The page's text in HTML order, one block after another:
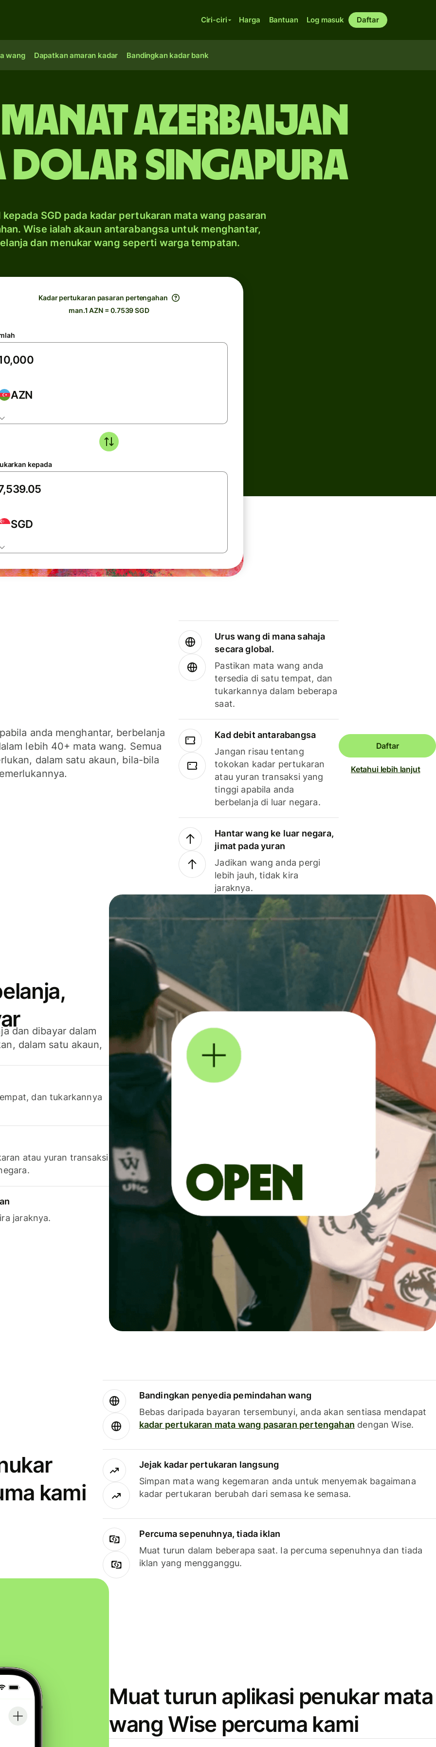
Ciri-ciri Harga Bantuan Log masuk Daftar
wang Dapatkan amaran kadar Bandingkan kadar bank
Azerbaijan
dolar Singapura
kepada SGD pada kadar pertukaran mata wang pasaran
Wise ialah akaun antarabangsa untuk menghantar,
dan menukar wang seperti warga tempatan.
Kadar pertukaran pasaran pertengahan
man.1 AZN = 0.7539 SGD
AZN
kepada
SGD
anda menghantar, berbelanja
lebih 40+ mata wang. Semua
dalam satu akaun, bila-bila
Urus wang di mana sahaja
secara global.
Pastikan mata wang anda
tersedia di satu tempat, dan
tukarkannya dalam beberapa
saat.
Kad debit antarabangsa
Jangan risau tentang
tokokan kadar pertukaran
atau yuran transaksi yang
tinggi apabila anda
berbelanja di luar negara.
Hantar wang ke luar negara,
jimat pada yuran
Jadikan wang anda pergi
lebih jauh, tidak kira
jaraknya.
Daftar
Ketahui lebih lanjut
dan dibayar dalam
dalam satu akaun,
dan tukarkannya
atau yuran transaksi
jaraknya.
kami
Bandingkan penyedia pemindahan wang
Bebas daripada bayaran tersembunyi, anda akan sentiasa mendapat
kadar pertukaran mata wang pasaran pertengahan dengan Wise.
Jejak kadar pertukaran langsung
Simpan mata wang kegemaran anda untuk menyemak bagaimana
kadar pertukaran berubah dari semasa ke semasa.
Percuma sepenuhnya, tiada iklan
Muat turun dalam beberapa saat. Ia percuma sepenuhnya dan tiada
iklan yang mengganggu.
Muat turun aplikasi penukar mata
wang Wise percuma kami